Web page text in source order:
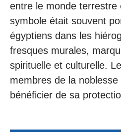
entre le monde terrestre
symbole était souvent
égyptiens dans les
fresques murales,
spirituelle et culturelle.
membres de la noblesse
bénéficier de sa